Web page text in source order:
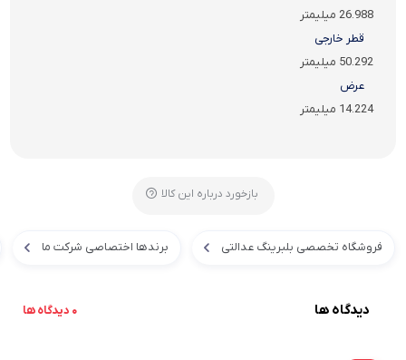
26.988 میلیمتر
قطر خارجی
50.292 میلیمتر
عرض
14.224 میلیمتر
بازخورد درباره این کالا
فروشگاه تخصصی بلبرینگ عدالتی برندها اختصاصی شرکت ما
دیدگاه ها 0 دیدگاه ها